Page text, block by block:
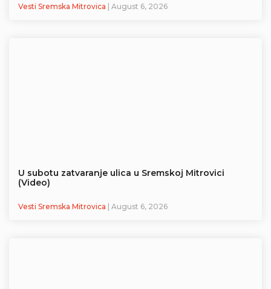
Vesti Sremska Mitrovica | August 6, 2026
U subotu zatvaranje ulica u Sremskoj Mitrovici
(Video)
Vesti Sremska Mitrovica | August 6, 2026